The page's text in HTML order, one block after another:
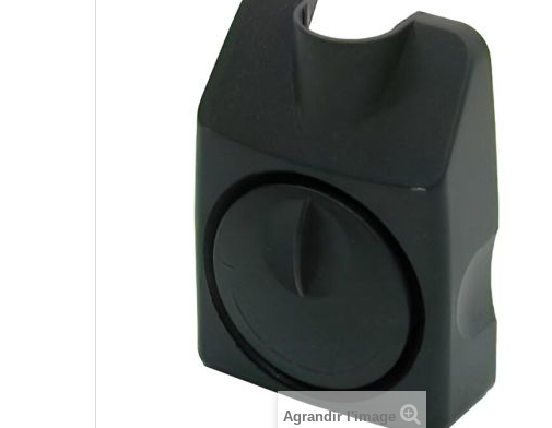
Agrandir l'image